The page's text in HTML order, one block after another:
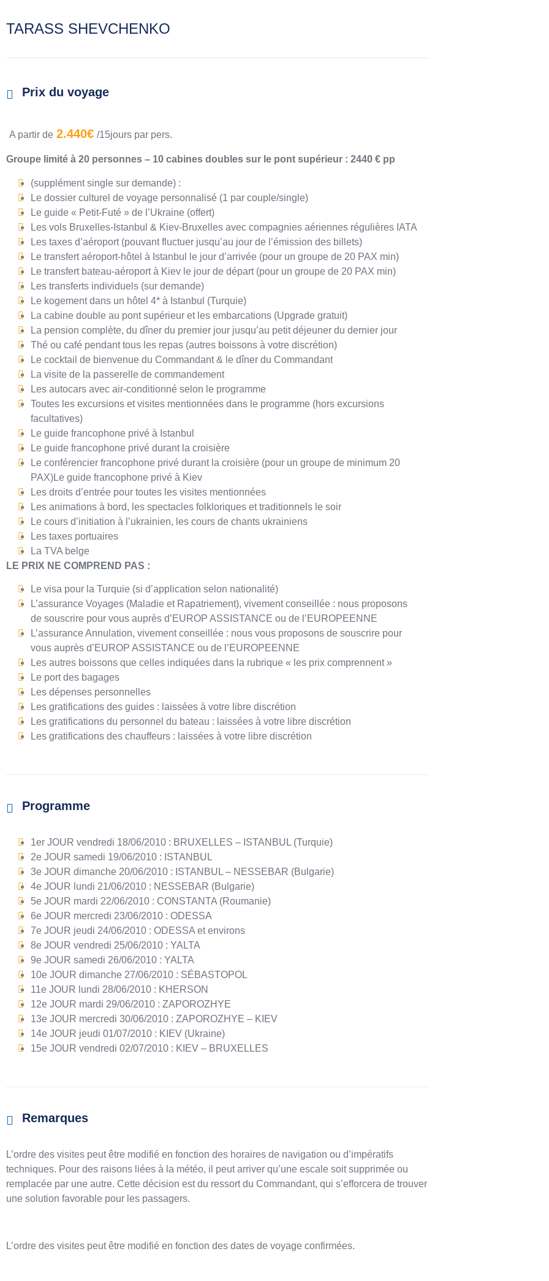
TARASS SHEVCHENKO
Prix du voyage
A partir de 2.440€ /15jours par pers.
Groupe limité à 20 personnes – 10 cabines doubles sur le pont supérieur : 2440 € pp
(supplément single sur demande) :
Le dossier culturel de voyage personnalisé (1 par couple/single)
Le guide « Petit-Futé » de l’Ukraine (offert)
Les vols Bruxelles-Istanbul & Kiev-Bruxelles avec compagnies aériennes régulières IATA
Les taxes d’aéroport (pouvant fluctuer jusqu’au jour de l’émission des billets)
Le transfert aéroport-hôtel à Istanbul le jour d’arrivée (pour un groupe de 20 PAX min)
Le transfert bateau-aéroport à Kiev le jour de départ (pour un groupe de 20 PAX min)
Les transferts individuels (sur demande)
Le kogement dans un hôtel 4* à Istanbul (Turquie)
La cabine double au pont supérieur et les embarcations (Upgrade gratuit)
La pension complète, du dîner du premier jour jusqu’au petit déjeuner du dernier jour
Thé ou café pendant tous les repas (autres boissons à votre discrétion)
Le cocktail de bienvenue du Commandant & le dîner du Commandant
La visite de la passerelle de commandement
Les autocars avec air-conditionné selon le programme
Toutes les excursions et visites mentionnées dans le programme (hors excursions
facultatives)
Le guide francophone privé à Istanbul
Le guide francophone privé durant la croisière
Le conférencier francophone privé durant la croisière (pour un groupe de minimum 20
PAX)Le guide francophone privé à Kiev
Les droits d’entrée pour toutes les visites mentionnées
Les animations à bord, les spectacles folkloriques et traditionnels le soir
Le cours d’initiation à l’ukrainien, les cours de chants ukrainiens
Les taxes portuaires
La TVA belge
LE PRIX NE COMPREND PAS :
Le visa pour la Turquie (si d’application selon nationalité)
L’assurance Voyages (Maladie et Rapatriement), vivement conseillée : nous proposons
de souscrire pour vous auprès d’EUROP ASSISTANCE ou de l’EUROPEENNE
L’assurance Annulation, vivement conseillée : nous vous proposons de souscrire pour
vous auprès d’EUROP ASSISTANCE ou de l’EUROPEENNE
Les autres boissons que celles indiquées dans la rubrique « les prix comprennent »
Le port des bagages
Les dépenses personnelles
Les gratifications des guides : laissées à votre libre discrétion
Les gratifications du personnel du bateau : laissées à votre libre discrétion
Les gratifications des chauffeurs : laissées à votre libre discrétion
Programme
1er JOUR vendredi 18/06/2010 : BRUXELLES – ISTANBUL (Turquie)
2e JOUR samedi 19/06/2010 : ISTANBUL
3e JOUR dimanche 20/06/2010 : ISTANBUL – NESSEBAR (Bulgarie)
4e JOUR lundi 21/06/2010 : NESSEBAR (Bulgarie)
5e JOUR mardi 22/06/2010 : CONSTANTA (Roumanie)
6e JOUR mercredi 23/06/2010 : ODESSA
7e JOUR jeudi 24/06/2010 : ODESSA et environs
8e JOUR vendredi 25/06/2010 : YALTA
9e JOUR samedi 26/06/2010 : YALTA
10e JOUR dimanche 27/06/2010 : SÉBASTOPOL
11e JOUR lundi 28/06/2010 : KHERSON
12e JOUR mardi 29/06/2010 : ZAPOROZHYE
13e JOUR mercredi 30/06/2010 : ZAPOROZHYE – KIEV
14e JOUR jeudi 01/07/2010 : KIEV (Ukraine)
15e JOUR vendredi 02/07/2010 : KIEV – BRUXELLES
Remarques
L’ordre des visites peut être modifié en fonction des horaires de navigation ou d’impératifs
techniques. Pour des raisons liées à la météo, il peut arriver qu’une escale soit supprimée ou
remplacée par une autre. Cette décision est du ressort du Commandant, qui s’efforcera de trouver
une solution favorable pour les passagers.
L’ordre des visites peut être modifié en fonction des dates de voyage confirmées.